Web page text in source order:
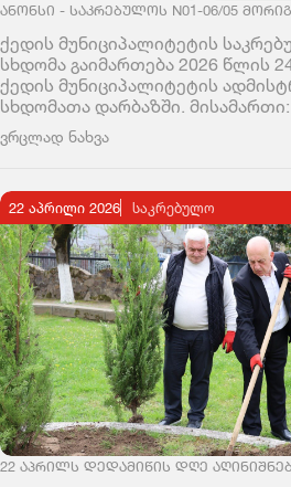
ᲐᲜᲝᲜᲡᲘ - ᲡᲐᲙᲠᲔᲑᲣᲚᲝᲡ N01-06/05
ქედის მუნიციპალიტეტის
სხდომა გაიმართება 2026 წლის
ქედის მუნიციპალიტეტის
სხდომათა დარბაზში. მისამართი:
ვრცლად ნახვა
22 აპრილი 2026 ᲡᲐᲙᲠᲔᲑᲣᲚᲝ
22 ᲐᲞᲠᲘᲚᲡ ᲓᲔᲓᲐᲛᲘᲬᲘᲡ ᲓᲦᲔ